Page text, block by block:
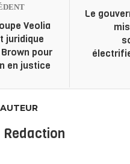
Veolia
juridique
pour
en justice
Le
Redaction